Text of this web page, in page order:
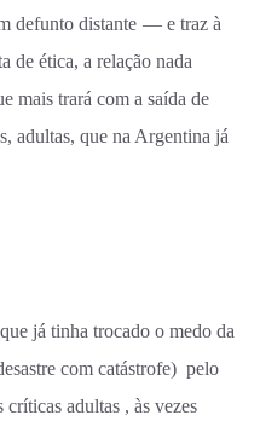
defunto distante — e traz à
de ética, a relação nada
mais trará com a saída de
adultas, que na Argentina já
já tinha trocado o medo da
com catástrofe) pelo
adultas , às vezes